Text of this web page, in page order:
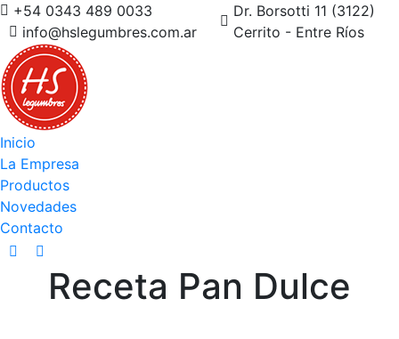
+54 0343 489 0033
info@hslegumbres.com.ar
Dr. Borsotti 11 (3122)
Cerrito - Entre Ríos
Inicio
La Empresa
Productos
Novedades
Contacto
Facebook
Instagram
Receta Pan Dulce